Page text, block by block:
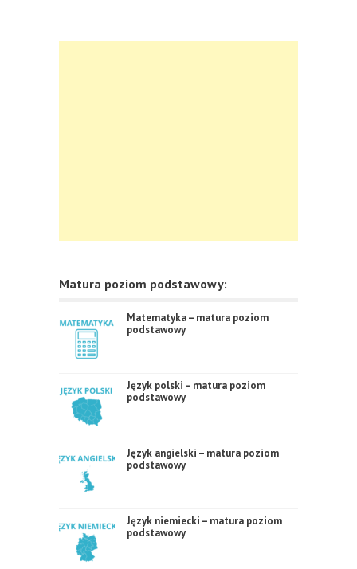
Matura poziom podstawowy:
Matematyka – matura poziom
podstawowy
Język polski – matura poziom
podstawowy
Język angielski – matura poziom
podstawowy
Język niemiecki – matura poziom
podstawowy